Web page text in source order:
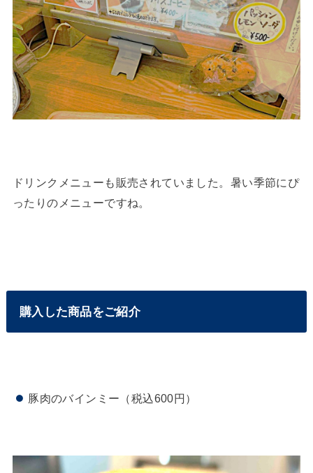
ドリンクメニューも販売されていました。暑い季節にぴ
ったりのメニューですね。
購入した商品をご紹介
豚肉のバインミー（税込600円）